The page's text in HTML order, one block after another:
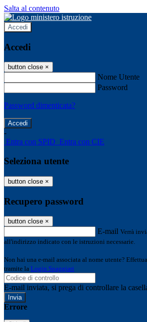
Salta al contenuto
Accedi
Accedi
button close ×
Nome Utente
Password
Password dimenticata?
-
Entra con SPID Entra con CIE
Seleziona utente
button close ×
Recupero password
button close ×
E-mail Verrà
all'indirizzo indicato con le istruzioni necessarie.
Non hai una e-mail associata al nome utente?
tramite la Login Spaggiari
E-mail inviata, si prega di controllare la
Errore